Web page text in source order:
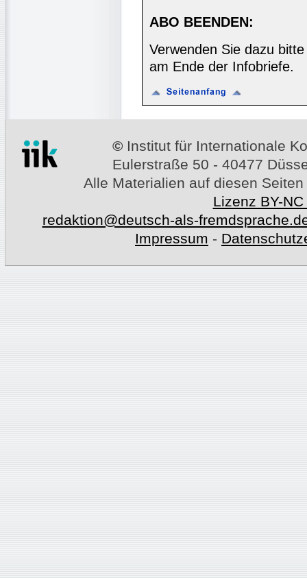
ABO BEENDEN:
Verwenden Sie dazu
am Ende der Infobriefe.
© Institut für Internationale
Eulerstraße 50 - 40477
Alle Materialien auf diesen
Lizenz BY-
redaktion@deutsch-als-
Impressum -